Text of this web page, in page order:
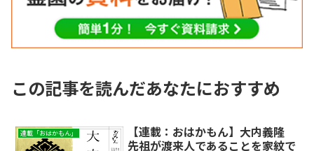
この記事を読んだあなたにおすすめ
連載「おはかもん」
【連載：おはかもん】大内義隆
先祖が渡来人であることを家紋で